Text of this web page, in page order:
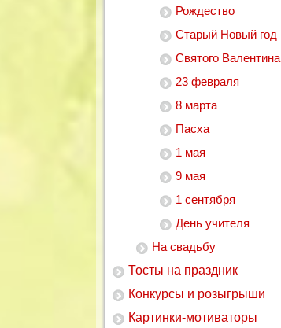
Рождество
Старый Новый год
Святого Валентина
23 февраля
8 марта
Пасха
1 мая
9 мая
1 сентября
День учителя
На свадьбу
Тосты на праздник
Конкурсы и розыгрыши
Картинки-мотиваторы